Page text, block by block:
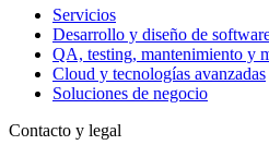
Servicios
Desarrollo y diseño de
QA, testing, mantenimiento y
Cloud y tecnologías avanzadas
Soluciones de negocio
Contacto y legal